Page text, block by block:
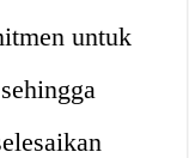
untuk